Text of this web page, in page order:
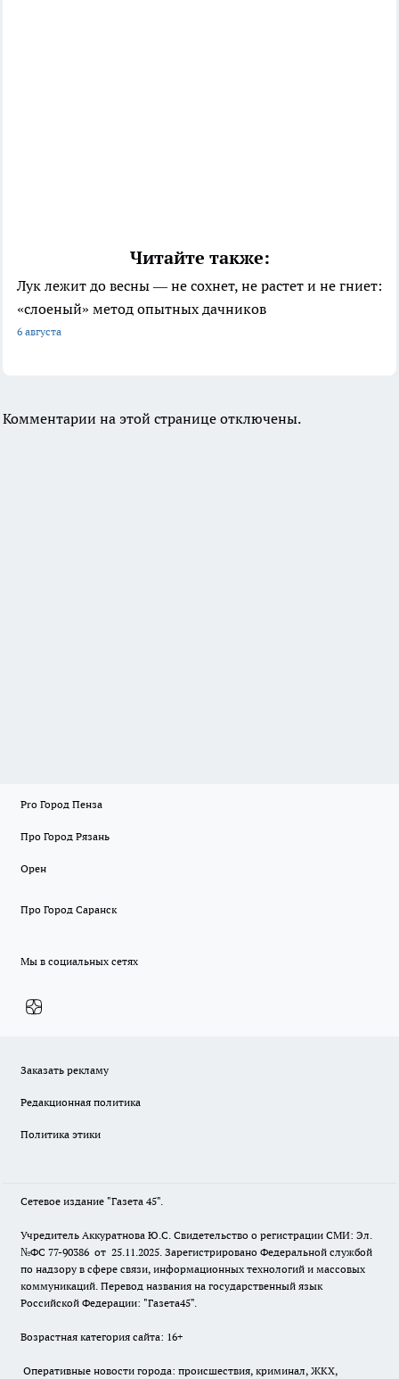
Читайте также:
Лук лежит до весны — не сохнет, не растет и не гниет:
«слоеный» метод опытных дачников
6 августа
Комментарии на этой странице отключены.
Pro Город Пенза
Про Город Рязань
Орен
Про Город Саранск
Мы в социальных сетях
Заказать рекламу
Редакционная политика
Политика этики
Сетевое издание "Газета 45".
Учредитель Аккуратнова Ю.С. Свидетельство о регистрации СМИ: Эл.
№ФС 77-90386 от 25.11.2025. Зарегистрировано Федеральной службой
по надзору в сфере связи, информационных технологий и массовых
коммуникаций. Перевод названия на государственный язык
Российской Федерации: "Газета45".
Возрастная категория сайта: 16+
Оперативные новости города: происшествия, криминал, ЖКХ,